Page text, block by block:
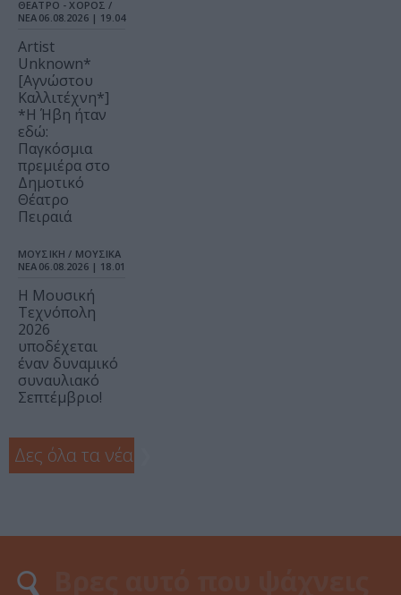
ΘΕΑΤΡΟ - ΧΟΡΟΣ /
ΝΕΑ 06.08.2026 | 19.04
Artist
Unknown*
[Αγνώστου
Καλλιτέχνη*]
*Η Ήβη ήταν
εδώ:
Παγκόσμια
πρεμιέρα στο
Δημοτικό
Θέατρο
Πειραιά
ΜΟΥΣΙΚΗ / ΜΟΥΣΙΚΑ
ΝΕΑ 06.08.2026 | 18.01
Η Μουσική
Τεχνόπολη
2026
υποδέχεται
έναν δυναμικό
συναυλιακό
Σεπτέμβριο!
Δες όλα τα νέα